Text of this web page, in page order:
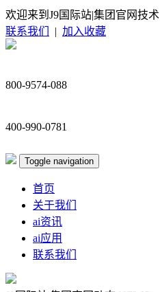
欢迎来到J9国际站|集团官网技术
联系我们
| 加入收藏
800-9574-088
400-990-0781
Toggle navigation
首页
关于我们
ai资讯
ai应用
联系我们